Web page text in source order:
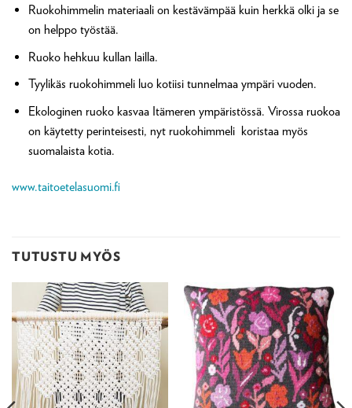
Ruokohimmelin materiaali on kestävämpää kuin herkkä olki ja se
on helppo työstää.
Ruoko hehkuu kullan lailla.
Tyylikäs ruokohimmeli luo kotiisi tunnelmaa ympäri vuoden.
Ekologinen ruoko kasvaa Itämeren ympäristössä. Virossa ruokoa
on käytetty perinteisesti, nyt ruokohimmeli koristaa myös
suomalaista kotia.
www.taitoetelasuomi.fi
TUTUSTU MYÖS